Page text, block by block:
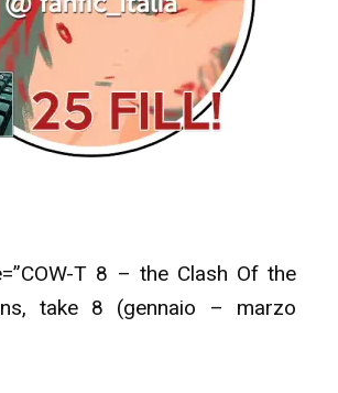
T 8 – the Clash Of the
take 8 (gennaio – marzo